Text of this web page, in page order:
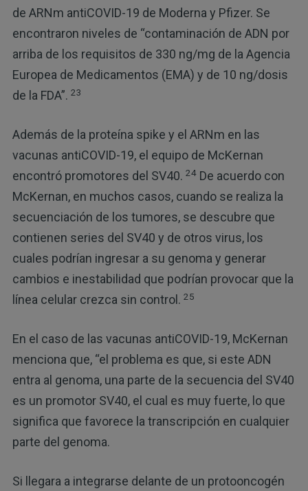
de ARNm antiCOVID-19 de Moderna y Pfizer. Se
encontraron niveles de “contaminación de ADN por
arriba de los requisitos de 330 ng/mg de la Agencia
Europea de Medicamentos (EMA) y de 10 ng/dosis
de la FDA”. 23
Además de la proteína spike y el ARNm en las
vacunas antiCOVID-19, el equipo de McKernan
encontró promotores del SV40. 24De acuerdo con
McKernan, en muchos casos, cuando se realiza la
secuenciación de los tumores, se descubre que
contienen series del SV40 y de otros virus, los
cuales podrían ingresar a su genoma y generar
cambios e inestabilidad que podrían provocar que la
línea celular crezca sin control. 25
En el caso de las vacunas antiCOVID-19, McKernan
menciona que, “el problema es que, si este ADN
entra al genoma, una parte de la secuencia del SV40
es un promotor SV40, el cual es muy fuerte, lo que
significa que favorece la transcripción en cualquier
parte del genoma.
Si llegara a integrarse delante de un protooncogén